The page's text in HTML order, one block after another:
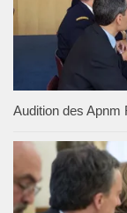
Audition des Apnm